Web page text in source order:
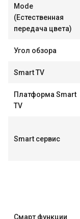
Mode
(Естественная
передача цвета)
Угол обзора
Smart TV
Платформа Smart
TV
Smart сервис
Смарт функции